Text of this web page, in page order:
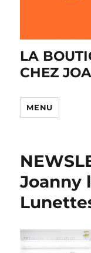
LA
CHEZ
MENU
Joanny